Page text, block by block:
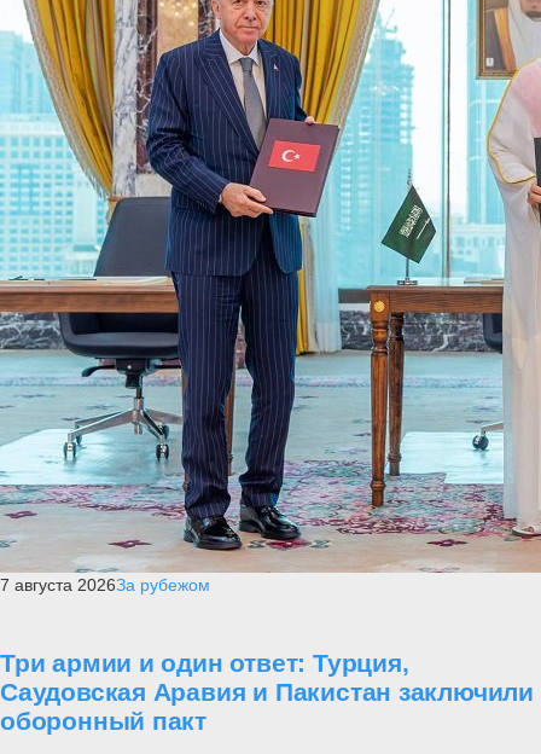
7 августа 2026За рубежом
Три армии и один ответ: Турция,
Саудовская Аравия и Пакистан заключили
оборонный пакт